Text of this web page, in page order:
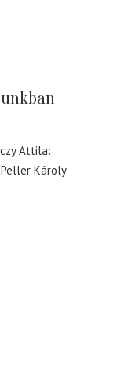
Attila
Peller Károly